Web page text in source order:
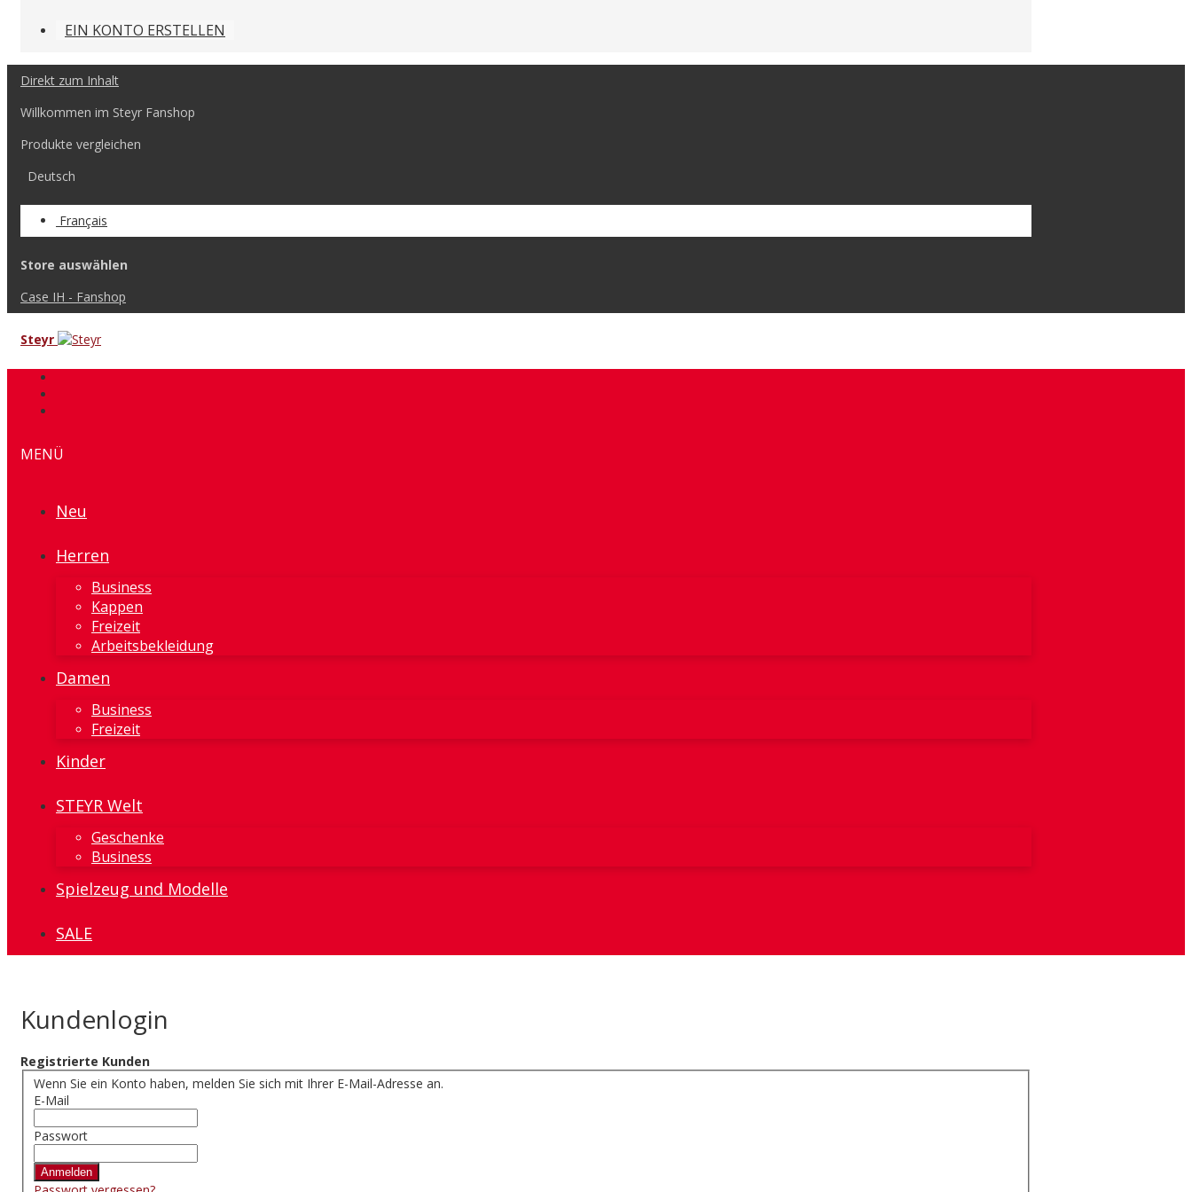
EIN KONTO ERSTELLEN
Direkt zum Inhalt
Willkommen im Steyr Fanshop
Produkte vergleichen
Deutsch
Français
Store auswählen
Case IH - Fanshop
Steyr
MENÜ
Neu
Herren
Business
Kappen
Freizeit
Arbeitsbekleidung
Damen
Business
Freizeit
Kinder
STEYR Welt
Geschenke
Business
Spielzeug und Modelle
SALE
Kundenlogin
Registrierte Kunden
Wenn Sie ein Konto haben, melden Sie sich mit Ihrer E-Mail-Adresse an.
E-Mail
Passwort
Anmelden